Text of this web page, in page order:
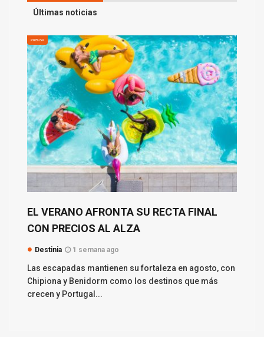
Últimas noticias
PRENSA
EL VERANO AFRONTA SU RECTA FINAL
CON PRECIOS AL ALZA
Destinia 1 semana ago
Las escapadas mantienen su fortaleza en agosto, con
Chipiona y Benidorm como los destinos que más
crecen y Portugal...